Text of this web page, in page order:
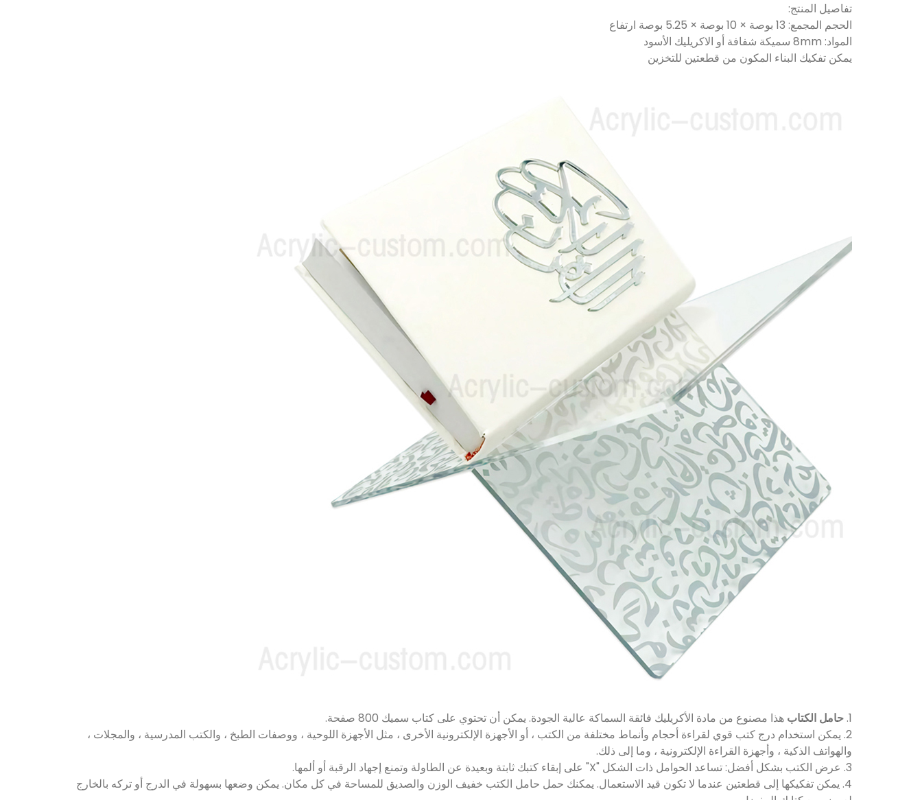
تفاصيل المنتج:
الحجم المجمع: 13 بوصة × 10 بوصة × 5.25 بوصة ارتفاع
المواد: 8mm سميكة شفافة أو الاكريليك الأسود
يمكن تفكيك البناء المكون من قطعتين للتخزين
1. حامل الكتاب هذا مصنوع من مادة الأكريليك فائقة السماكة عالية الجودة. يمكن أن تحتوي على كتاب سميك 800 صفحة.
2. يمكن استخدام درج كتب قوي لقراءة أحجام وأنماط مختلفة من الكتب ، أو الأجهزة الإلكترونية الأخرى ، مثل الأجهزة اللوحية ، ووصفات الطبخ ، والكتب المدرسية ، والمجلات ،
والهواتف الذكية ، وأجهزة القراءة الإلكترونية ، وما إلى ذلك.
3. عرض الكتب بشكل أفضل: تساعد الحوامل ذات الشكل "X" على إبقاء كتبك ثابتة وبعيدة عن الطاولة وتمنع إجهاد الرقبة أو ألمها.
4. يمكن تفكيكها إلى قطعتين عندما لا تكون قيد الاستعمال. يمكنك حمل حامل الكتب خفيف الوزن والصديق للمساحة في كل مكان. يمكن وضعها بسهولة في الدرج أو تركه بالخارج